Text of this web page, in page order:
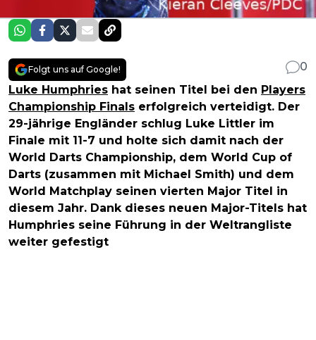
Folgt uns auf Google!
0
Luke Humphries hat seinen Titel bei den Players
Championship Finals erfolgreich verteidigt. Der
29-jährige Engländer schlug Luke Littler im
Finale mit 11-7 und holte sich damit nach der
World Darts Championship, dem World Cup of
Darts (zusammen mit Michael Smith) und dem
World Matchplay seinen vierten Major Titel in
diesem Jahr. Dank dieses neuen Major-Titels hat
Humphries seine Führung in der Weltrangliste
weiter gefestigt